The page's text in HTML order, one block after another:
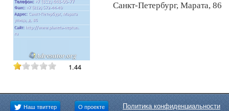
1.44
Санкт-Петербург, Марата, 86
Наш твиттер О проекте Политика конфиденциальности